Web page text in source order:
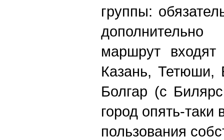
группы:
маршрут
Казань, Тетюши,
Болгар (с
город опять-
пользования